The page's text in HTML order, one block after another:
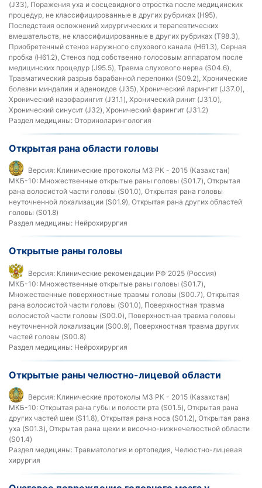
(J33), Поражения уха и сосцевидного отростка после медицинских
процедур, не классифицированные в других рубриках (H95),
Последствия осложнений хирургических и терапевтических
вмешательств, не классифицированные в других рубриках (T98.3),
Приобретенный стеноз наружного слухового канала (H61.3), Серная
пробка (H61.2), Стеноз под собственно голосовым аппаратом после
медицинских процедур (J95.5), Травма слухового нерва (S04.6),
Травматический разрыв барабанной перепонки (S09.2), Хронические
болезни миндалин и аденоидов (J35), Хронический ларингит (J37.0),
Хронический назофарингит (J31.1), Хронический ринит (J31.0),
Хронический синусит (J32), Хронический фарингит (J31.2)
Раздел медицины: Оториноларингология
Открытая рана области головы
Версия: Клинические протоколы МЗ РК - 2015 (Казахстан)
МКБ-10: Множественные открытые раны головы (S01.7), Открытая
рана волосистой части головы (S01.0), Открытая рана головы
неуточненной локализации (S01.9), Открытая рана других областей
головы (S01.8)
Раздел медицины: Нейрохирургия
Открытые раны головы
Версия: Клинические рекомендации РФ 2025 (Россия)
МКБ-10: Множественные открытые раны головы (S01.7),
Множественные поверхностные травмы головы (S00.7), Открытая
рана волосистой части головы (S01.0), Поверхностная травма
волосистой части головы (S00.0), Поверхностная травма головы
неуточненной локализации (S00.9), Поверхностная травма других
частей головы (S00.8)
Раздел медицины: Нейрохирургия
Открытые раны челюстно-лицевой области
Версия: Клинические протоколы МЗ РК - 2015 (Казахстан)
МКБ-10: Открытая рана губы и полости рта (S01.5), Открытая рана
других частей шеи (S11.8), Открытая рана носа (S01.2), Открытая рана
уха (S01.3), Открытая рана щеки и височно-нижнечелюстной области
(S01.4)
Раздел медицины: Травматология и ортопедия, Челюстно-лицевая
хирургия